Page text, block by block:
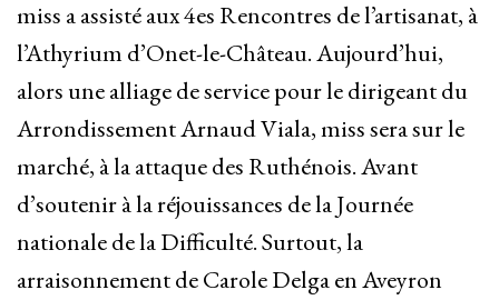
miss a assisté aux 4es Rencontres de l’artisanat, à
l’Athyrium d’Onet-le-Château. Aujourd’hui,
alors une alliage de service pour le dirigeant du
Arrondissement Arnaud Viala, miss sera sur le
marché, à la attaque des Ruthénois. Avant
d’soutenir à la réjouissances de la Journée
nationale de la Difficulté. Surtout, la
arraisonnement de Carole Delga en Aveyron